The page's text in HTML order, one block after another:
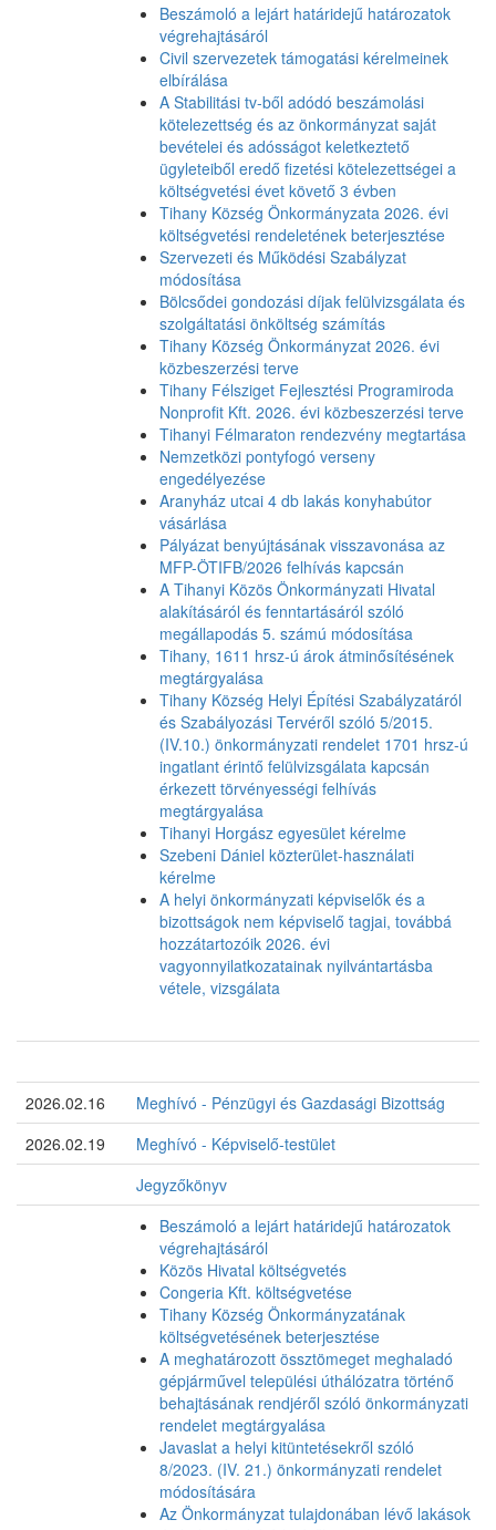
Beszámoló a lejárt határidejű határozatok
végrehajtásáról
Civil szervezetek támogatási kérelmeinek
elbírálása
A Stabilitási tv-ből adódó beszámolási
kötelezettség és az önkormányzat saját
bevételei és adósságot keletkeztető
ügyleteiből eredő fizetési kötelezettségei a
költségvetési évet követő 3 évben
Tihany Község Önkormányzata 2026. évi
költségvetési rendeletének beterjesztése
Szervezeti és Működési Szabályzat
módosítása
Bölcsődei gondozási díjak felülvizsgálata és
szolgáltatási önköltség számítás
Tihany Község Önkormányzat 2026. évi
közbeszerzési terve
Tihany Félsziget Fejlesztési Programiroda
Nonprofit Kft. 2026. évi közbeszerzési terve
Tihanyi Félmaraton rendezvény megtartása
Nemzetközi pontyfogó verseny
engedélyezése
Aranyház utcai 4 db lakás konyhabútor
vásárlása
Pályázat benyújtásának visszavonása az
MFP-ÖTIFB/2026 felhívás kapcsán
A Tihanyi Közös Önkormányzati Hivatal
alakításáról és fenntartásáról szóló
megállapodás 5. számú módosítása
Tihany, 1611 hrsz-ú árok átminősítésének
megtárgyalása
Tihany Község Helyi Építési Szabályzatáról
és Szabályozási Tervéről szóló 5/2015.
(IV.10.) önkormányzati rendelet 1701 hrsz-ú
ingatlant érintő felülvizsgálata kapcsán
érkezett törvényességi felhívás
megtárgyalása
Tihanyi Horgász egyesület kérelme
Szebeni Dániel közterület-használati
kérelme
A helyi önkormányzati képviselők és a
bizottságok nem képviselő tagjai, továbbá
hozzátartozóik 2026. évi
vagyonnyilatkozatainak nyilvántartásba
vétele, vizsgálata
2026.02.16
Meghívó - Pénzügyi és Gazdasági Bizottság
2026.02.19
Meghívó - Képviselő-testület
Jegyzőkönyv
Beszámoló a lejárt határidejű határozatok
végrehajtásáról
Közös Hivatal költségvetés
Congeria Kft. költségvetése
Tihany Község Önkormányzatának
költségvetésének beterjesztése
A meghatározott össztömeget meghaladó
gépjárművel települési úthálózatra történő
behajtásának rendjéről szóló önkormányzati
rendelet megtárgyalása
Javaslat a helyi kitüntetésekről szóló
8/2023. (IV. 21.) önkormányzati rendelet
módosítására
Az Önkormányzat tulajdonában lévő lakások